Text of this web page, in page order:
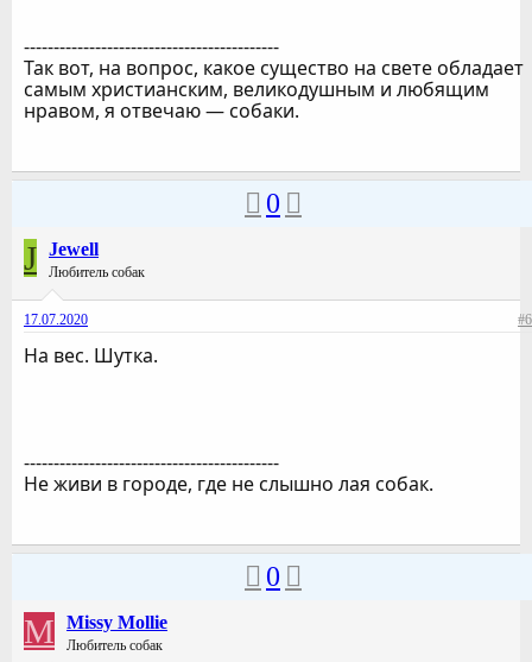
-------------------------------------------
Так вот, на вопрос, какое существо на свете обладает
самым христианским, великодушным и любящим
нравом, я отвечаю — собаки.
0
J Jewell
Любитель собак
17.07.2020 #6
На вес. Шутка.
-------------------------------------------
Не живи в городе, где не слышно лая собак.
0
M Missy Mollie
Любитель собак